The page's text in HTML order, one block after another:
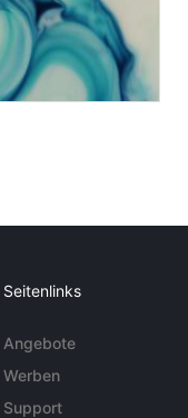
Seitenlinks
Angebote
Werben
Support